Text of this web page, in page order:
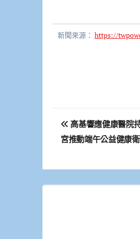
新聞來源： https://
文
章
覽
高基響應健康醫院
宮推動端午公益健康